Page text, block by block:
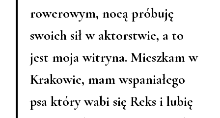
rowerowym, nocą próbuję
swoich sił w aktorstwie, a to
jest moja witryna. Mieszkam w
Krakowie, mam wspaniałego
psa który wabi się Reks i lubię